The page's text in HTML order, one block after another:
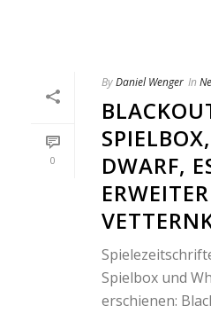
0
ByDaniel Wenger In
DWARF,
Spielbox und
erschienen: